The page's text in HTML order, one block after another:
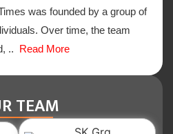
was founded by a group of
Over time, the team
.. Read More
TEAM